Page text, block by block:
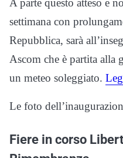
A parte questo atteso e
settimana con
Repubblica, sarà
Ascom che è partita alla
un meteo soleggiato.
Le foto
Fiere in corso